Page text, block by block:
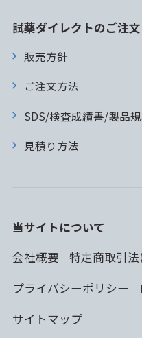
試薬ダイレクトのご注
販売方針
ご注文方法
SDS/検査成績書/製品
見積り方法
当サイトについて
会社概要
特定商取引
プライバシーポリシー
サイトマップ